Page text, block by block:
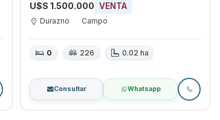
U$S 1.500.000 VENTA
Durazno Campo
0 226 0.02 ha
Consultar Whatsapp